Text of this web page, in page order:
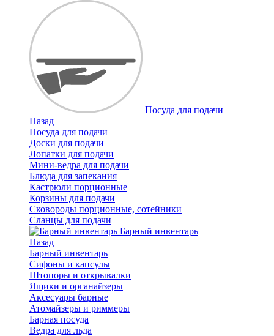
Посуда для подачи
Назад
Посуда для подачи
Доски для подачи
Лопатки для подачи
Мини-ведра для подачи
Блюда для запекания
Кастрюли порционные
Корзины для подачи
Сковороды порционные, сотейники
Сланцы для подачи
Барный инвентарь
Назад
Барный инвентарь
Сифоны и капсулы
Штопоры и открывалки
Ящики и органайзеры
Аксесуары барные
Атомайзеры и риммеры
Барная посуда
Ведра для льда